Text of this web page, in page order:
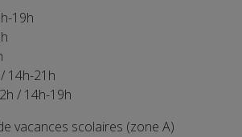
19h
14h-21h
/ 14h-19h
vacances scolaires (zone A)